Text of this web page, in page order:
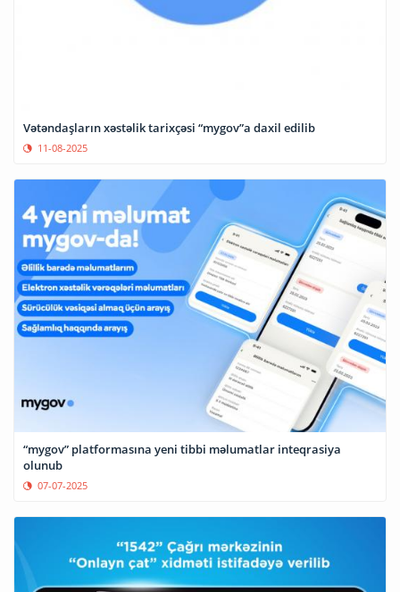
Vətəndaşların xəstəlik tarixçəsi “mygov”a daxil edilib
11-08-2025
“mygov” platformasına yeni tibbi məlumatlar inteqrasiya
olunub
07-07-2025